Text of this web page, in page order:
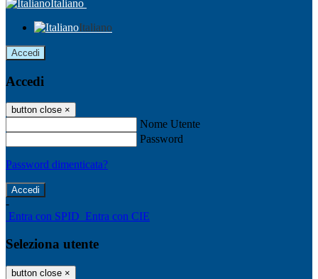
Italiano
Italiano
Accedi
Accedi
button close ×
Nome Utente
Password
Password dimenticata?
-
Entra con SPID Entra con CIE
Seleziona utente
button close ×